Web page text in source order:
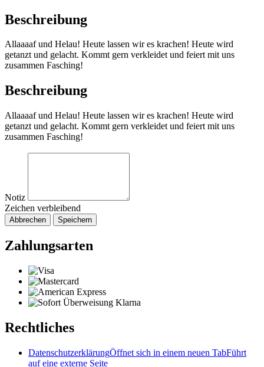
Beschreibung
Allaaaaf und Helau! Heute lassen wir es krachen! Heute wird
getanzt und gelacht. Kommt gern verkleidet und feiert mit uns
zusammen Fasching!
Beschreibung
Allaaaaf und Helau! Heute lassen wir es krachen! Heute wird
getanzt und gelacht. Kommt gern verkleidet und feiert mit uns
zusammen Fasching!
Notiz
Zeichen verbleibend
Abbrechen Speichern
Zahlungsarten
Rechtliches
DatenschutzerklärungÖffnet sich in einem neuen TabFührt
auf eine externe Seite